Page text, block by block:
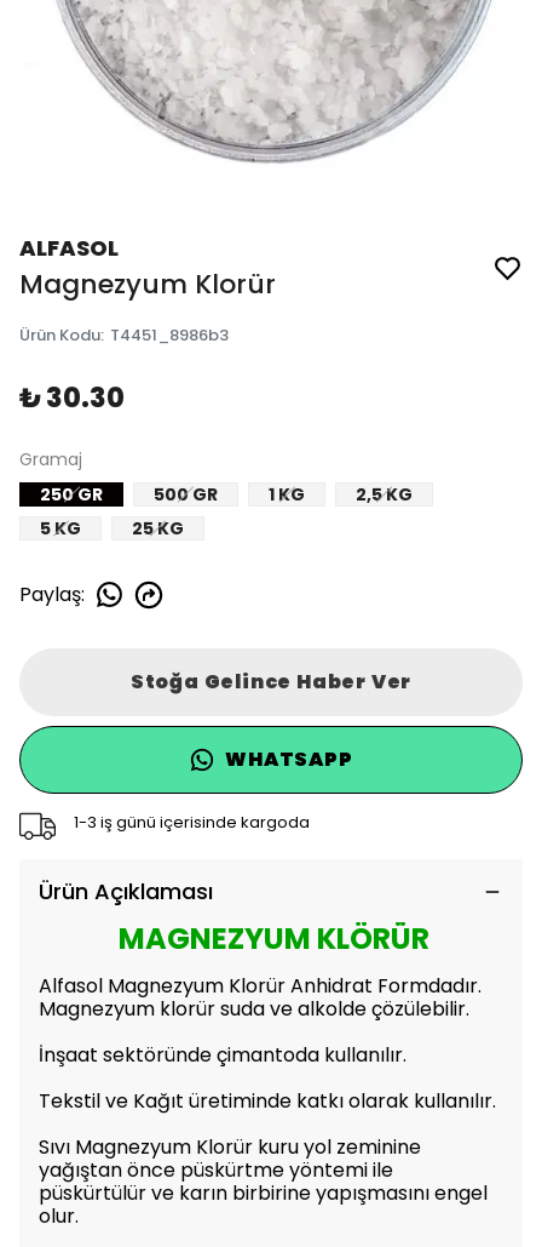
ALFASOL
Magnezyum Klorür
Ürün Kodu: T4451_8986b3
₺ 30.30
Gramaj
250 GR
500 GR 1 KG
2,5 KG
5 KG
25 KG
Paylaş:
Stoğa Gelince Haber Ver
WHATSAPP
1-3 iş günü içerisinde kargoda
Ürün Açıklaması
MAGNEZYUM KLÖRÜR
Alfasol Magnezyum Klorür Anhidrat Formdadır.
Magnezyum klorür suda ve alkolde çözülebilir.
İnşaat sektöründe çimantoda kullanılır.
Tekstil ve Kağıt üretiminde katkı olarak kullanılır.
Sıvı Magnezyum Klorür kuru yol zeminine
yağıştan önce püskürtme yöntemi ile
püskürtülür ve karın birbirine yapışmasını engel
olur.